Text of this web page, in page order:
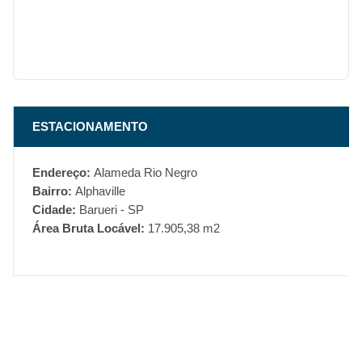
ESTACIONAMENTO
Endereço: Alameda Rio Negro
Bairro: Alphaville
Cidade: Barueri - SP
Área Bruta Locável: 17.905,38 m2